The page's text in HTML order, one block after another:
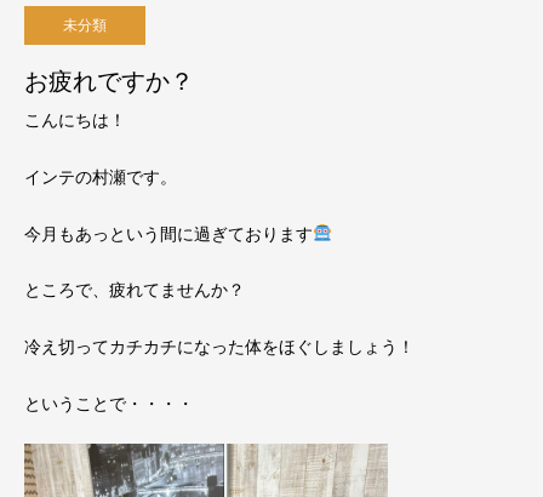
未分類
お疲れですか？
こんにちは！
インテの村瀬です。
今月もあっという間に過ぎております
ところで、疲れてませんか？
冷え切ってカチカチになった体をほぐしましょう！
ということで・・・・